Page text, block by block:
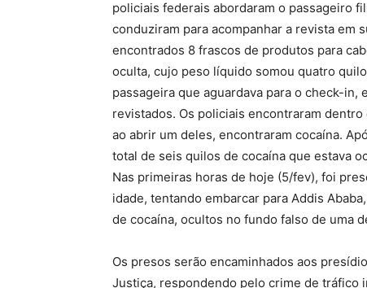
policiais federais abordaram o passageiro
conduziram para acompanhar a revista em
encontrados 8 frascos de produtos para
oculta, cujo peso líquido somou quatro
passageira que aguardava para o check-
revistados. Os policiais encontraram
ao abrir um deles, encontraram cocaína.
total de seis quilos de cocaína que estava
Nas primeiras horas de hoje (5/fev), foi
idade, tentando embarcar para Addis
de cocaína, ocultos no fundo falso de uma
Os presos serão encaminhados aos
Justiça, respondendo pelo crime de tráfico